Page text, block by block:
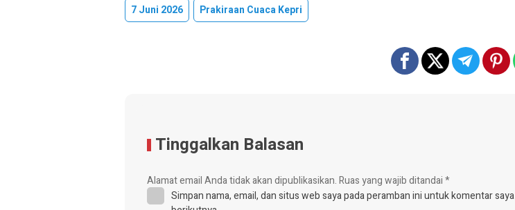
7 Juni 2026 Prakiraan Cuaca Kepri
Tinggalkan Balasan
Alamat email Anda tidak akan dipublikasikan.Ruas yang wajib ditandai*
Simpan nama, email, dan situs web saya pada peramban ini untuk komentar saya